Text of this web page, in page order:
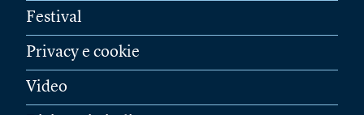
Festival
Privacy e cookie
Video